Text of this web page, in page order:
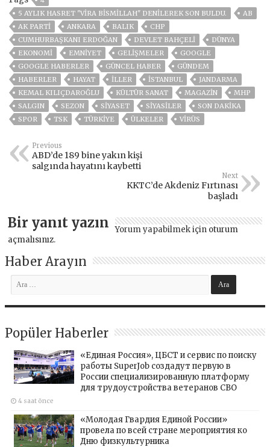
5 AYLIK HASRET "VIRA BISMILLAH" DENILEREK SON BULDU.
AB
AK PARTİ
ANKARA BALIK
CHP
CUMHURBAŞKANI ERDOĞAN
DEVLET BAHÇELİ
DÜNYA
EKONOMİ
EMNİYET GELIŞMELER
GOOGLE
GOOGLE HABERLER
GÜNCEL HABER
GÜNDEM
HABERLER
HAYAT İLLER ISTANBUL
JANDARMA
KEMAL KILIÇDAROĞLU
KÜLTÜR SANAT MAGAZİN
MHP
SALGIN
SEZON SİYASET SİYASİLER
SON DAKIKA
SPOR
TSK TÜRKİYE ÜLKELER VIRÜS
Previous
ABD’de 189 bine yakın kişi
salgında hayatını kaybetti
Next
KKTC’de Akdeniz Fırtınası
başladı
Bir yanıt yazın Yorum yapabilmek için oturum
açmalısınız.
Haber Arayın
Popüler Haberler
«Единая Россия», ЦБСТ и сервис по поиску
работы SuperJob создадут первую в
России специализированную платформу
для трудоустройства ветеранов СВО
4 saat önce
«Молодая Гвардия Единой России»
провела по всей стране мероприятия ко
Дню физкультурника